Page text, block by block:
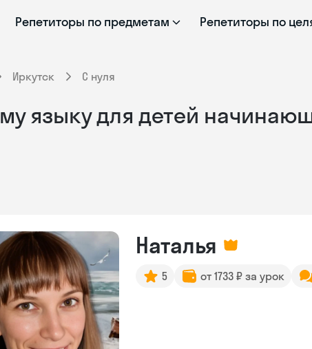
Репетиторы по предметам Репетиторы по
Иркутск С нуля
языку для детей
Наталья
5 от 1733 ₽ за урок